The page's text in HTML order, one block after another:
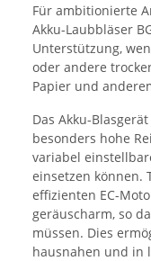
Für ambitionierte
Akku-Laubbläser
Unterstützung,
oder andere
Papier und
Das Akku-
besonders hohe
variabel
einsetzen können.
effizienten EC-
geräuscharm, so
müssen. Dies
hausnahen und in